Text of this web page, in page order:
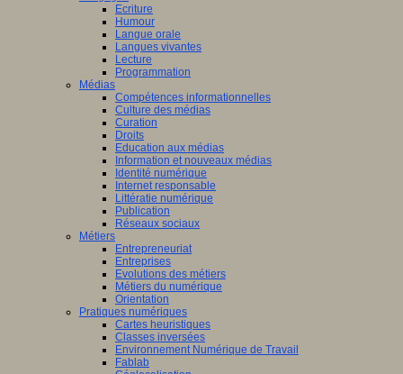
Ecriture
Humour
Langue orale
Langues vivantes
Lecture
Programmation
Médias
Compétences informationnelles
Culture des médias
Curation
Droits
Education aux médias
Information et nouveaux médias
Identité numérique
Internet responsable
Littératie numérique
Publication
Réseaux sociaux
Métiers
Entrepreneuriat
Entreprises
Evolutions des métiers
Métiers du numérique
Orientation
Pratiques numériques
Cartes heuristiques
Classes inversées
Environnement Numérique de Travail
Fablab